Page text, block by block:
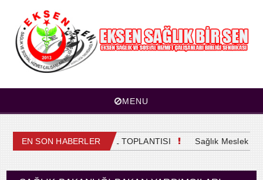
MENU
EN SON HABERLER
4. OLAĞAN GENEL KURUL TOPLANTISI Sağlık Meslek